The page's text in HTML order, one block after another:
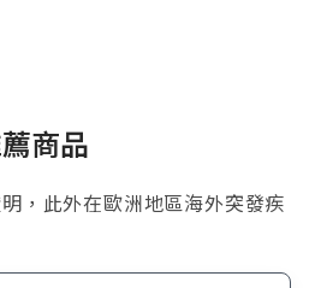
商品
，此外在歐洲地區海外突發疾